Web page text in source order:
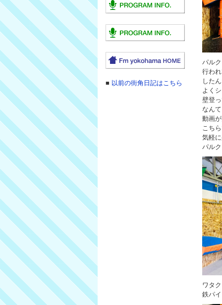
■ 以前の街角日記はこちら
パル
行わ
した
よく
壁登
なん
動画
こち
気軽
パル
ワタ
鉄パ